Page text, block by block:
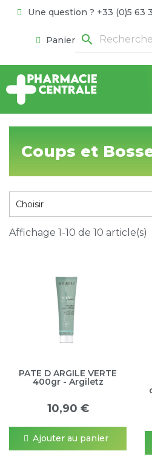
Une question ? +33 (0)5 63
Panier search
Coups et
Choisir
Affichage 1-10 de 10 article(s)
PATE D ARGILE VERTE
400gr - Argiletz
10,90 €
Ajouter au panier